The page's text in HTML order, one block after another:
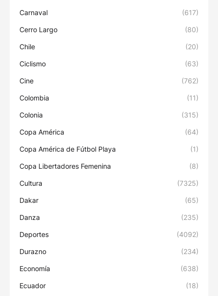
Carnaval (617)
Cerro Largo (80)
Chile (20)
Ciclismo (63)
Cine (762)
Colombia (11)
Colonia (315)
Copa América (64)
Copa América de Fútbol Playa (1)
Copa Libertadores Femenina (8)
Cultura (7325)
Dakar (65)
Danza (235)
Deportes (4092)
Durazno (234)
Economía (638)
Ecuador (18)